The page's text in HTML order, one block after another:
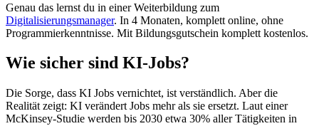
Genau das lernst du in einer Weiterbildung zum
Digitalisierungsmanager. In 4 Monaten, komplett online, ohne
Programmierkenntnisse. Mit Bildungsgutschein komplett kostenlos.
Wie sicher sind KI-Jobs?
Die Sorge, dass KI Jobs vernichtet, ist verständlich. Aber die
Realität zeigt: KI verändert Jobs mehr als sie ersetzt. Laut einer
McKinsey-Studie werden bis 2030 etwa 30% aller Tätigkeiten in